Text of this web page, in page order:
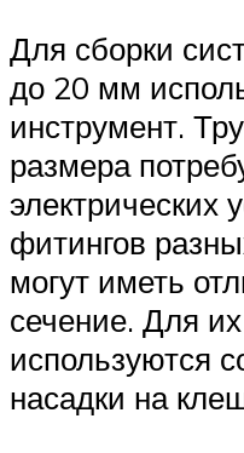
Для сборки
до 20 мм
инструмент.
размера
электрических
фитингов
могут иметь
сечение. Для
используются
насадки на